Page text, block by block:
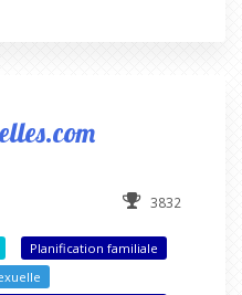
3832
Planification familiale